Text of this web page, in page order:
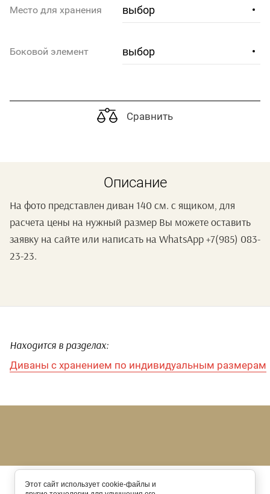
Место для хранения
Боковой элемент
Сравнить
Описание
На фото представлен диван 140 см. с ящиком, для
расчета цены на нужный размер Вы можете оставить
заявку на сайте или написать на WhatsApp +7(985) 083-
23-23.
Находится в разделах:
Диваны с хранением по индивидуальным размерам
Этот сайт использует cookie-файлы и